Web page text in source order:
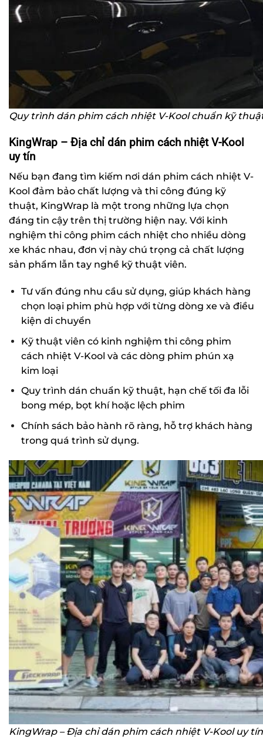
Quy trình dán phim cách nhiệt V-Kool chuẩn kỹ
KingWrap – Địa chỉ dán phim cách nhiệt V-Kool
uy tín
Nếu bạn đang tìm kiếm nơi dán phim cách nhiệt V-
Kool đảm bảo chất lượng và thi công đúng kỹ
thuật, KingWrap là một trong những lựa chọn
đáng tin cậy trên thị trường hiện nay. Với kinh
nghiệm thi công phim cách nhiệt cho nhiều dòng
xe khác nhau, đơn vị này chú trọng cả chất lượng
sản phẩm lẫn tay nghề kỹ thuật viên.
Tư vấn đúng nhu cầu sử dụng, giúp khách hàng
chọn loại phim phù hợp với từng dòng xe và điều
kiện di chuyển
Kỹ thuật viên có kinh nghiệm thi công phim
cách nhiệt V-Kool và các dòng phim phún xạ
kim loại
Quy trình dán chuẩn kỹ thuật, hạn chế tối đa lỗi
bong mép, bọt khí hoặc lệch phim
Chính sách bảo hành rõ ràng, hỗ trợ khách hàng
trong quá trình sử dụng.
KingWrap – Địa chỉ dán phim cách nhiệt V-Kool uy tín